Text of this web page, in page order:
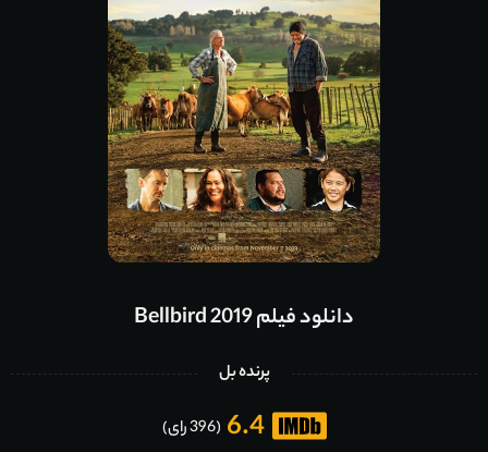
دانلود فیلم Bellbird 2019
پرنده بل
6.4 (396 رای)